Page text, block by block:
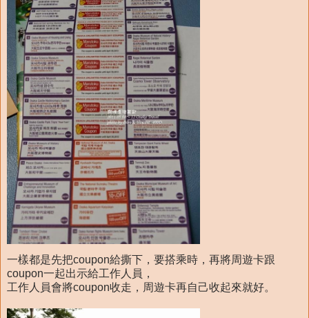
一樣都是先把coupon給撕下，要搭乘時，再將周遊卡跟
coupon一起出示給工作人員，
工作人員會將coupon收走，周遊卡再自己收起來就好。